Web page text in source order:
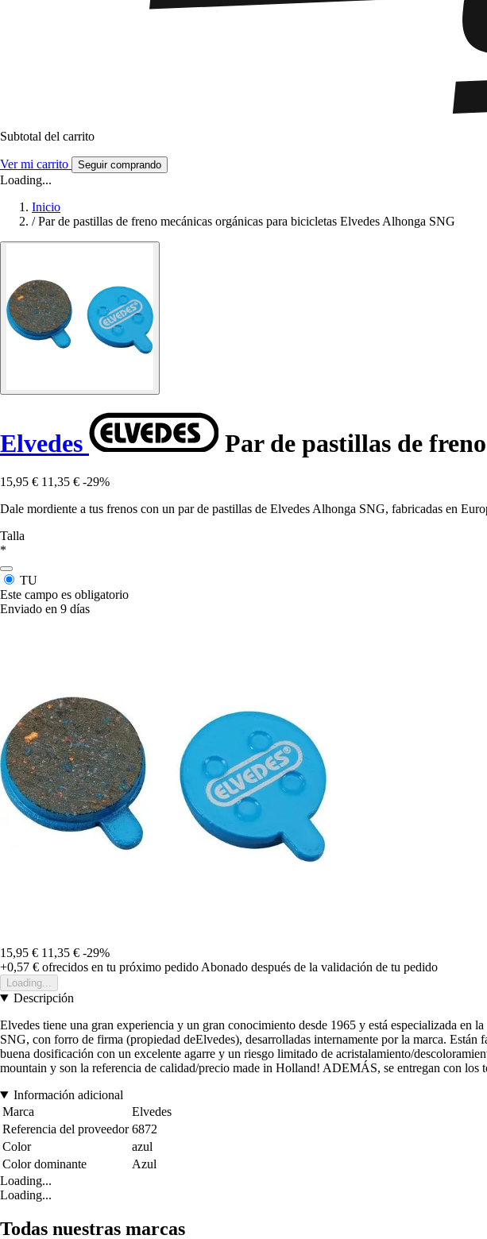
Subtotal del carrito
Ver mi carrito Seguir comprando
Loading...
Inicio
/ Par de pastillas de freno mecánicas orgánicas para bicicletas Elvedes Alhonga SNG
Elvedes Par de pastillas de
15,95 € 11,35 € -29%
Dale mordiente a tus frenos con un par de pastillas de Elvedes Alhonga SNG, fabricadas en
Talla
*
TU
Este campo es obligatorio
Enviado en 9 días
15,95 € 11,35 € -29%
+0,57 € ofrecidos en tu próximo pedido Abonado después de la validación de tu pedido
Loading...
Descripción
Elvedes tiene una gran experiencia y un gran conocimiento desde 1965 y está especializada en
SNG, con forro de firma (propiedad deElvedes), desarrolladas internamente por la marca.
buena dosificación con un excelente agarre y un riesgo limitado de acristalamiento/
mountain y son la referencia de calidad/precio made in Holland! ADEMÁS, se entregan con los
Información adicional
Marca
Elvedes
Referencia del proveedor 6872
Color
azul
Color dominante
Azul
Loading...
Loading...
Todas nuestras marcas